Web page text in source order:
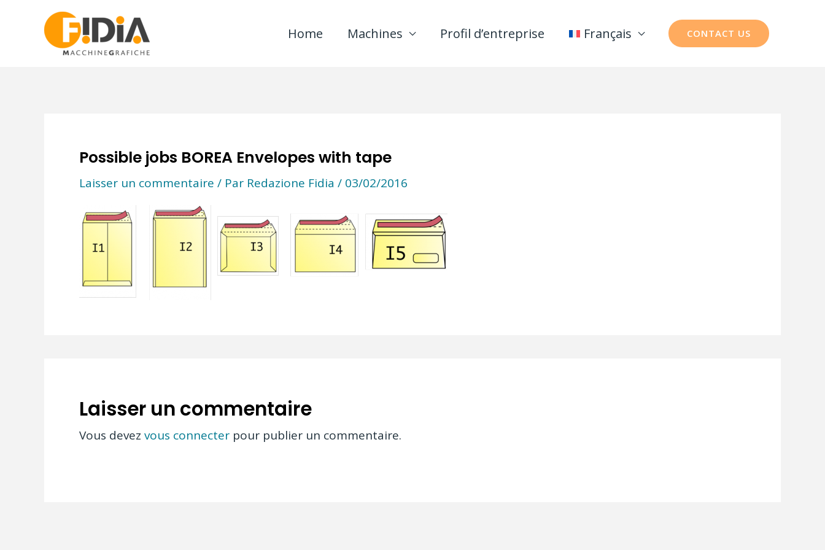
Home Machines Profil d’entreprise Français CONTACT US
Possible jobs BOREA Envelopes with tape
Laisser un commentaire / Par Redazione Fidia / 03/02/2016
Laisser un commentaire
Vous devez vous connecter pour publier un commentaire.